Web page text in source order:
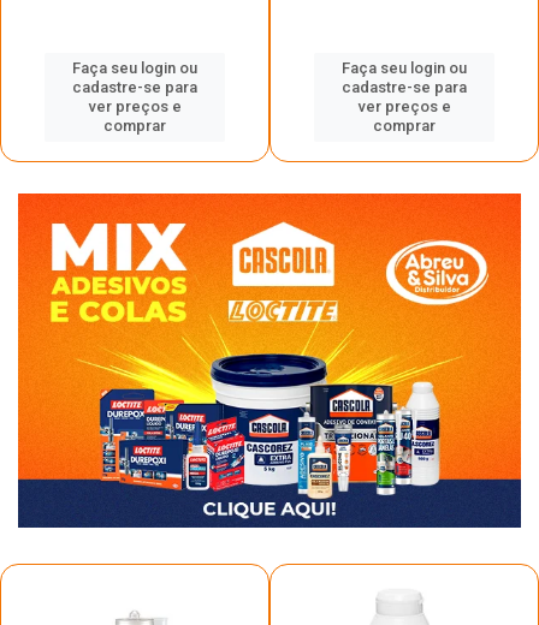
Faça seu login ou
cadastre-se para
ver preços e
comprar
Faça seu login ou
cadastre-se para
ver preços e
comprar